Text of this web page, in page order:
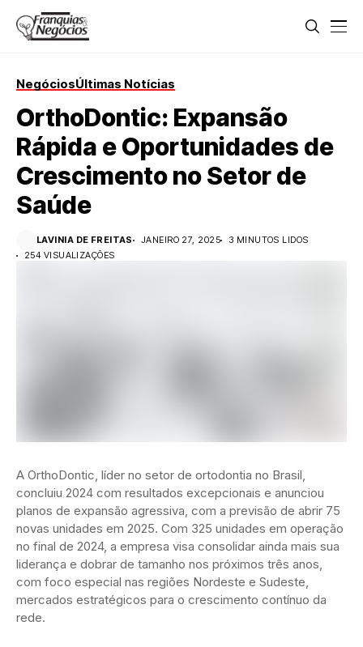
NegóciosÚltimas Notícias
OrthoDontic: Expansão
Rápida e Oportunidades de
Crescimento no Setor de
Saúde
LAVINIA DE FREITAS JANEIRO 27, 2025
3 MINUTOS LIDOS
254 VISUALIZAÇÕES
A OrthoDontic, líder no setor de ortodontia no Brasil,
concluiu 2024 com resultados excepcionais e anunciou
planos de expansão agressiva, com a previsão de abrir 75
novas unidades em 2025. Com 325 unidades em operação
no final de 2024, a empresa visa consolidar ainda mais sua
liderança e dobrar de tamanho nos próximos três anos,
com foco especial nas regiões Nordeste e Sudeste,
mercados estratégicos para o crescimento contínuo da
rede.